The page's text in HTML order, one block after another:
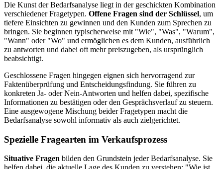
Die Kunst der Bedarfsanalyse liegt in der geschickten Kombination
verschiedener Fragetypen. Offene Fragen sind der Schlüssel, um
tiefere Einsichten zu gewinnen und den Kunden zum Sprechen zu
bringen. Sie beginnen typischerweise mit "Wie", "Was", "Warum",
"Wann" oder "Wo" und ermöglichen es dem Kunden, ausführlich
zu antworten und dabei oft mehr preiszugeben, als ursprünglich
beabsichtigt.
Geschlossene Fragen hingegen eignen sich hervorragend zur
Faktenüberprüfung und Entscheidungsfindung. Sie führen zu
konkreten Ja- oder Nein-Antworten und helfen dabei, spezifische
Informationen zu bestätigen oder den Gesprächsverlauf zu steuern.
Eine ausgewogene Mischung beider Fragetypen macht die
Bedarfsanalyse sowohl informativ als auch zielgerichtet.
Spezielle Fragearten im Verkaufsprozess
Situative Fragen bilden den Grundstein jeder Bedarfsanalyse. Sie